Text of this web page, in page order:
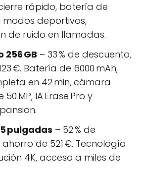
rápido, batería de
modos deportivos,
de ruido en llamadas.
256 GB – 33 % de descuento,
€. Batería de 6000 mAh,
en 42 min, cámara
MP, IA Erase Pro y
pulgadas – 52 % de
de 521 €. Tecnología
4K, acceso a miles de